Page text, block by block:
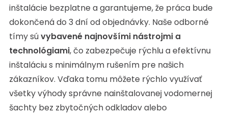
inštalácie bezplatne a garantujeme, že práca bude
dokončená do 3 dní od objednávky. Naše odborné
tímy súvybavené najnovšími nástrojmi a
technológiami, čo zabezpečuje rýchlu a efektívnu
inštaláciu s minimálnym rušením pre našich
zákazníkov. Vďaka tomu môžete rýchlo využívať
všetky výhody správne nainštalovanej vodomernej
šachty bez zbytočných odkladov alebo